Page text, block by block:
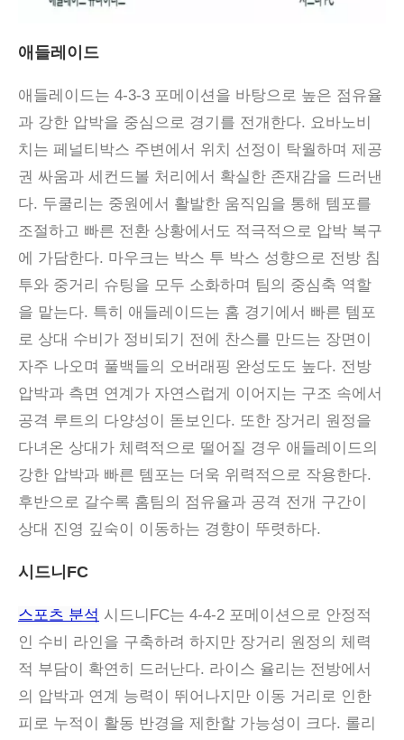
애들레이드
애들레이드는 4-3-3 포메이션을 바탕으로 높은 점유율
과 강한 압박을 중심으로 경기를 전개한다. 요바노비
치는 페널티박스 주변에서 위치 선정이 탁월하며 제공
권 싸움과 세컨드볼 처리에서 확실한 존재감을 드러낸
다. 두쿨리는 중원에서 활발한 움직임을 통해 템포를
조절하고 빠른 전환 상황에서도 적극적으로 압박 복구
에 가담한다. 마우크는 박스 투 박스 성향으로 전방 침
투와 중거리 슈팅을 모두 소화하며 팀의 중심축 역할
을 맡는다. 특히 애들레이드는 홈 경기에서 빠른 템포
로 상대 수비가 정비되기 전에 찬스를 만드는 장면이
자주 나오며 풀백들의 오버래핑 완성도도 높다. 전방
압박과 측면 연계가 자연스럽게 이어지는 구조 속에서
공격 루트의 다양성이 돋보인다. 또한 장거리 원정을
다녀온 상대가 체력적으로 떨어질 경우 애들레이드의
강한 압박과 빠른 템포는 더욱 위력적으로 작용한다.
후반으로 갈수록 홈팀의 점유율과 공격 전개 구간이
상대 진영 깊숙이 이동하는 경향이 뚜렷하다.
시드니FC
스포츠 분석 시드니FC는 4-4-2 포메이션으로 안정적
인 수비 라인을 구축하려 하지만 장거리 원정의 체력
적 부담이 확연히 드러난다. 라이스 율리는 전방에서
의 압박과 연계 능력이 뛰어나지만 이동 거리로 인한
피로 누적이 활동 반경을 제한할 가능성이 크다. 롤리